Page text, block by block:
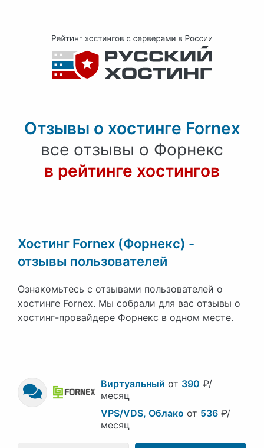
Отзывы о хостинге Fornex
все отзывы о Форнекс
в рейтинге хостингов
Хостинг Fornex (Форнекс) -
отзывы пользователей
Ознакомьтесь с отзывами пользователей о
хостинге Fornex. Мы собрали для вас отзывы о
хостинг-провайдере Форнекс в одном месте.
Виртуальный от 390 ₽/
месяц
VPS/VDS, Облако от 536 ₽/
месяц